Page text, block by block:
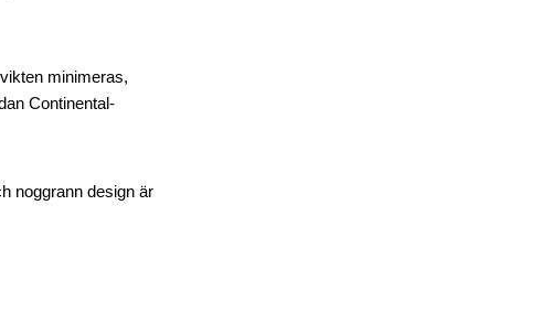
minimeras,
Continental-
noggrann design är